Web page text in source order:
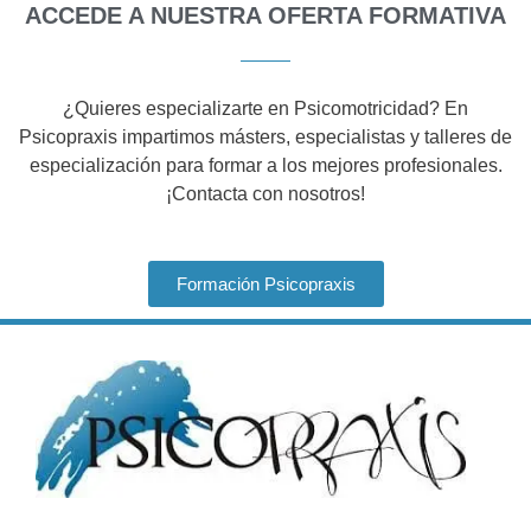
ACCEDE A NUESTRA OFERTA FORMATIVA
¿Quieres especializarte en Psicomotricidad? En
Psicopraxis impartimos másters, especialistas y talleres de
especialización para formar a los mejores profesionales.
¡Contacta con nosotros!
Formación Psicopraxis